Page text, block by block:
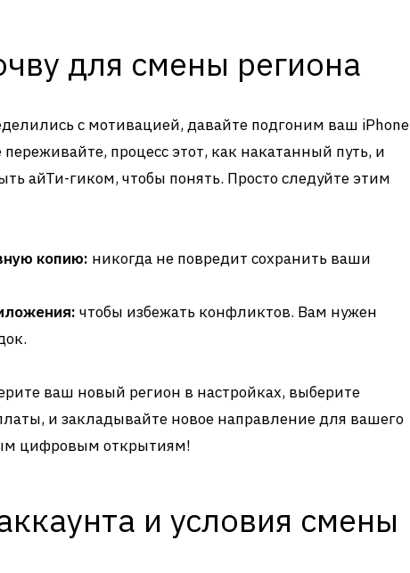
для смены региона
с мотивацией, давайте подгоним ваш iPhone
процесс этот, как накатанный путь, и
айТи-гиком, чтобы понять. Просто следуйте этим
копию: никогда не повредит сохранить ваши
чтобы избежать конфликтов. Вам нужен
ваш новый регион в настройках, выберите
и закладывайте новое направление для вашего
цифровым открытиям!
и условия смены